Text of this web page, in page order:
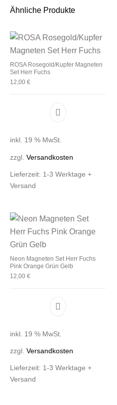
Ähnliche Produkte
ROSA Rosegold/Kupfer Magneten
Set Herr Fuchs
12,00€
inkl. 19 % MwSt.
zzgl.Versandkosten
Lieferzeit: 1-3 Werktage +
Versand
Neon Magneten Set Herr Fuchs
Pink Orange Grün Gelb
12,00€
inkl. 19 % MwSt.
zzgl.Versandkosten
Lieferzeit: 1-3 Werktage +
Versand